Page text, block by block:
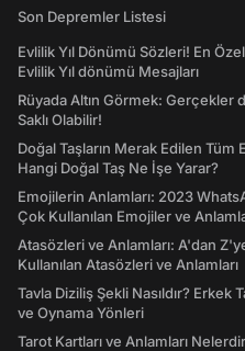
Son Depremler Listesi
Evlilik Yıl Dönümü Sözleri! En
Evlilik Yıl dönümü Mesajları
Rüyada Altın Görmek: Gerçekler
Saklı Olabilir!
Doğal Taşların Merak Edilen Tüm
Hangi Doğal Taş Ne İşe Yarar?
Emojilerin Anlamları: 2023
Çok Kullanılan Emojiler ve
Atasözleri ve Anlamları: A'dan
Kullanılan Atasözleri ve Anlamları
Tavla Diziliş Şekli Nasıldır? Erkek
ve Oynama Yönleri
Tarot Kartları ve Anlamları